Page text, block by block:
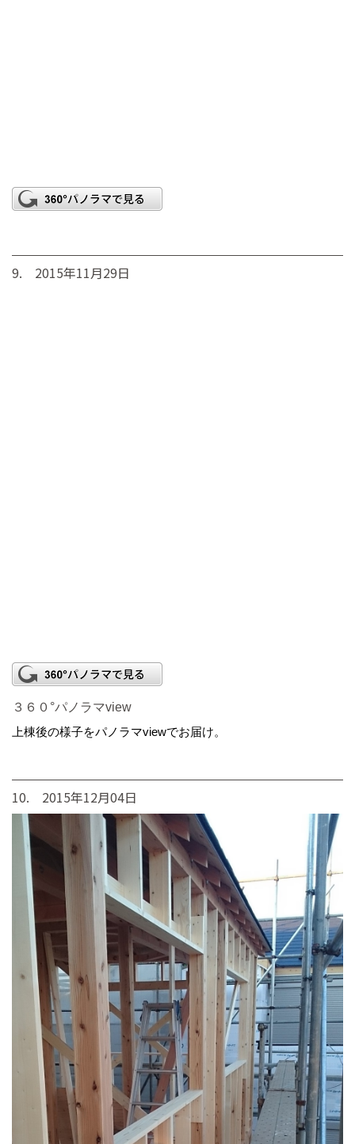
9. 2015年11月29日
３６０°パノラマview
上棟後の様子をパノラマviewでお届け。
10. 2015年12月04日